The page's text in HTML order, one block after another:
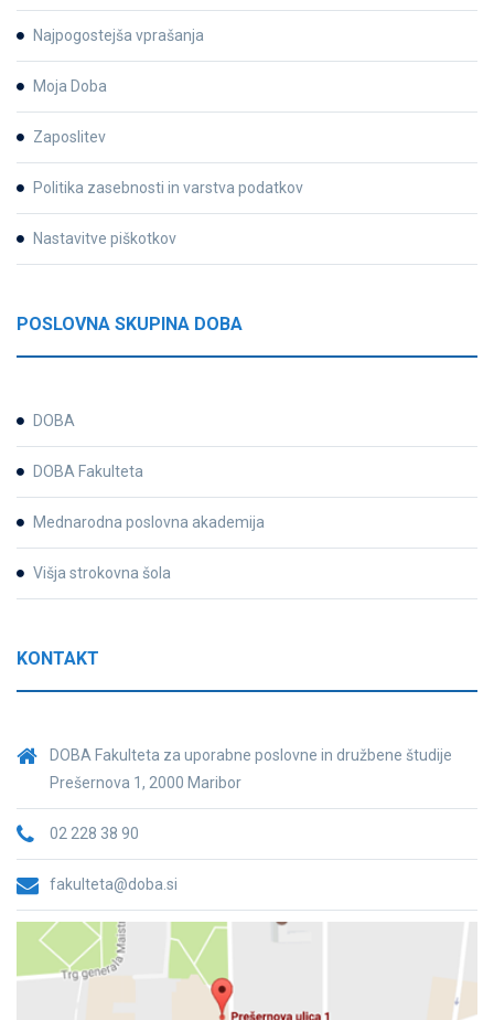
Najpogostejša vprašanja
Moja Doba
Zaposlitev
Politika zasebnosti in varstva podatkov
Nastavitve piškotkov
POSLOVNA SKUPINA DOBA
DOBA
DOBA Fakulteta
Mednarodna poslovna akademija
Višja strokovna šola
KONTAKT
DOBA Fakulteta za uporabne poslovne in družbene študije
Prešernova 1, 2000 Maribor
02 228 38 90
fakulteta@doba.si